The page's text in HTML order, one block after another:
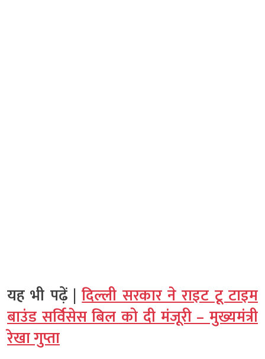
यह भी पढ़ें |दिल्ली सरकार ने राइट टू टाइम
बाउंड सर्विसेस बिल को दी मंजूरी – मुख्यमंत्री
रेखा गुप्ता